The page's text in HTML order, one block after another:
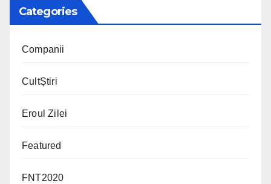
Categories
Companii
CultȘtiri
Eroul Zilei
Featured
FNT2020